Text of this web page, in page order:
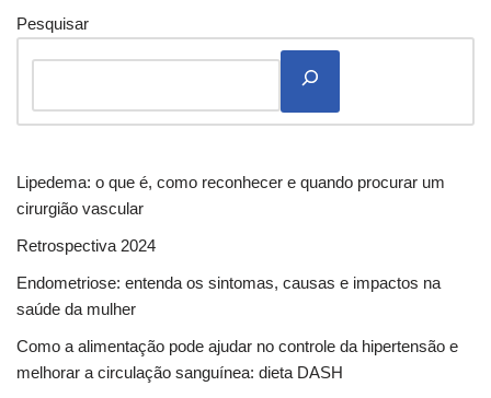
Pesquisar
Lipedema: o que é, como reconhecer e quando procurar um
cirurgião vascular
Retrospectiva 2024
Endometriose: entenda os sintomas, causas e impactos na
saúde da mulher
Como a alimentação pode ajudar no controle da hipertensão e
melhorar a circulação sanguínea: dieta DASH